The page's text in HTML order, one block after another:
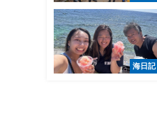
海日記